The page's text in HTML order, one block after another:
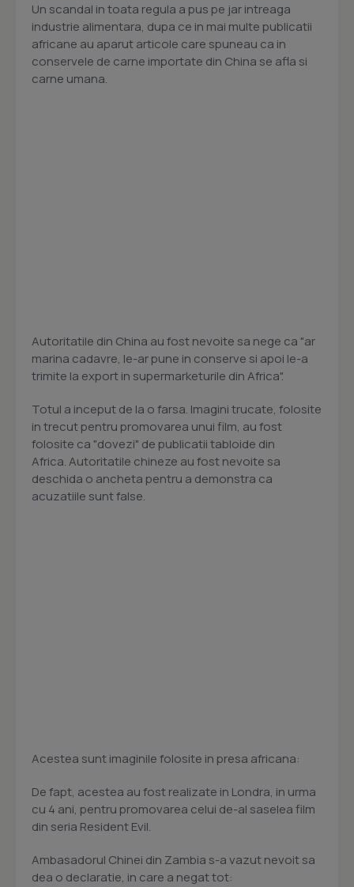
Un scandal in toata regula a pus pe jar intreaga
industrie alimentara, dupa ce in mai multe publicatii
africane au aparut articole care spuneau ca in
conservele de carne importate din China se afla si
carne umana.
Autoritatile din China au fost nevoite sa nege ca "ar
marina cadavre, le-ar pune in conserve si apoi le-a
trimite la export in supermarketurile din Africa".
Totul a inceput de la o farsa. Imagini trucate, folosite
in trecut pentru promovarea unui film, au fost
folosite ca "dovezi" de publicatii tabloide din
Africa. Autoritatile chineze au fost nevoite sa
deschida o ancheta pentru a demonstra ca
acuzatiile sunt false.
Acestea sunt imaginile folosite in presa africana:
De fapt, acestea au fost realizate in Londra, in urma
cu 4 ani, pentru promovarea celui de-al saselea film
din seria Resident Evil.
Ambasadorul Chinei din Zambia s-a vazut nevoit sa
dea o declaratie, in care a negat tot: